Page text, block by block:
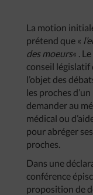
La motion
prétend que «
des moeurs« .
conseil législatif
l’objet des
les proches
demander au
médical ou
pour abréger
proches.
Dans une
conférence
proposition de